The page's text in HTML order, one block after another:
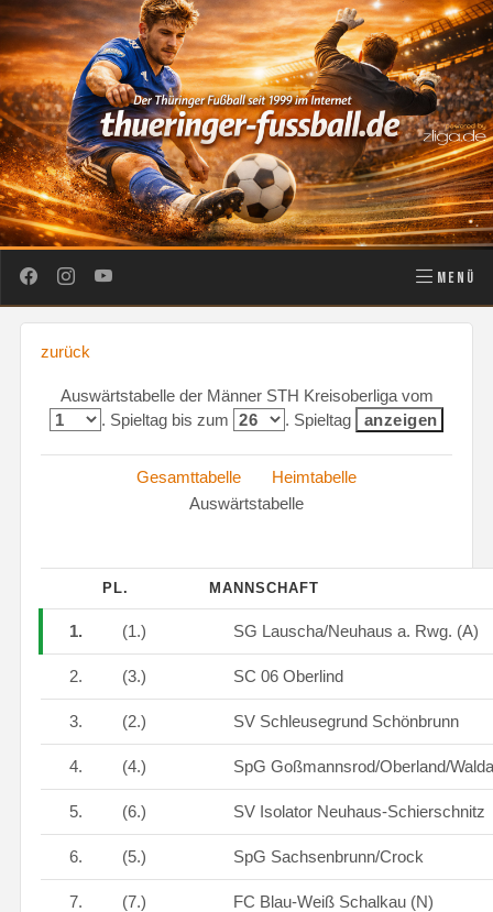
MENÜ
zurück
Auswärtstabelle der Männer STH Kreisoberliga vom
. Spieltag bis zum
. Spieltag
Gesamttabelle
Heimtabelle
Auswärtstabelle
PL. MANNSCHAFT
1. (1.) SG Lauscha/Neuhaus a. Rwg. (A)
2. (3.) SC 06 Oberlind
3. (2.) SV Schleusegrund Schönbrunn
4. (4.) SpG Goßmannsrod/Oberland/
5. (6.) SV Isolator Neuhaus-Schierschnitz
6. (5.) SpG Sachsenbrunn/Crock
7. (7.) FC Blau-Weiß Schalkau (N)